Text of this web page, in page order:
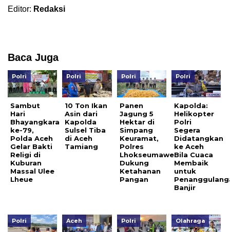
Editor: Redaksi
Baca Juga
Polri
Sambut
Hari
Bhayangkara
ke-79,
Polda Aceh
Gelar Bakti
Religi di
Kuburan
Massal Ulee
Lheue
Polri
10 Ton Ikan
Asin dari
Kapolda
Sulsel Tiba
di Aceh
Tamiang
Polri
Panen
Jagung 5
Hektar di
Simpang
Keuramat,
Polres
Lhokseumawe
Dukung
Ketahanan
Pangan
Polri
Kapolda:
Helikopter
Polri
Segera
Didatangkan
ke Aceh
Bila Cuaca
Membaik
untuk
Banjir
Polri Aceh Polri Olahraga